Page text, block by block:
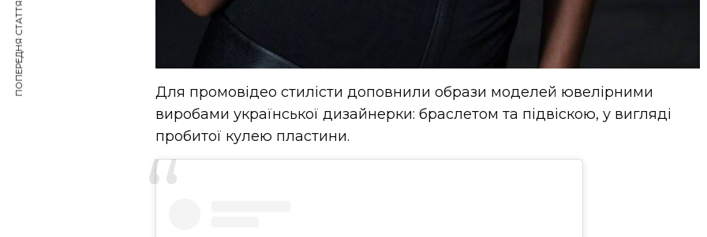
Для промовідео стилісти доповнили образи моделей ювелірними
виробами української дизайнерки: браслетом та підвіскою, у вигляді
пробитої кулею пластини.
ПОПЕРЕДНЯ СТАТТЯ